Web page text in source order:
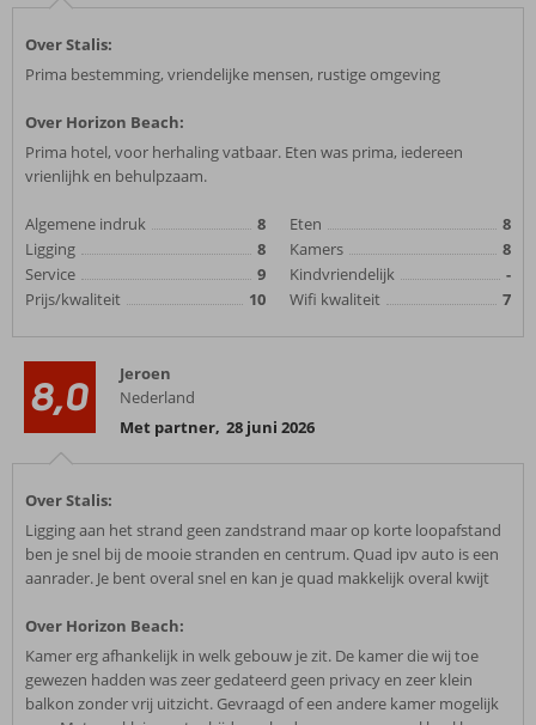
Over Stalis:
Prima bestemming, vriendelijke mensen, rustige omgeving
Over Horizon Beach:
Prima hotel, voor herhaling vatbaar. Eten was prima, iedereen
vrienlijhk en behulpzaam.
Algemene indruk
8
Ligging
8
Service
9
Prijs/kwaliteit
10
Eten
8
Kamers
8
Kindvriendelijk
-
Wifi kwaliteit
7
8,0
Jeroen
Nederland
Met partner, 28 juni 2026
Over Stalis:
Ligging aan het strand geen zandstrand maar op korte loopafstand
ben je snel bij de mooie stranden en centrum. Quad ipv auto is een
aanrader. Je bent overal snel en kan je quad makkelijk overal kwijt
Over Horizon Beach:
Kamer erg afhankelijk in welk gebouw je zit. De kamer die wij toe
gewezen hadden was zeer gedateerd geen privacy en zeer klein
balkon zonder vrij uitzicht. Gevraagd of een andere kamer mogelijk